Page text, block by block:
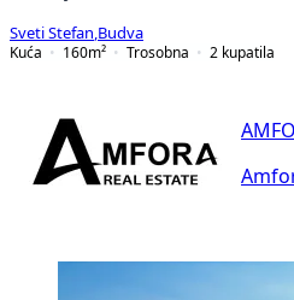
Sveti Stefan Budva
Kuća
160m² Trosobna 2 kupatila